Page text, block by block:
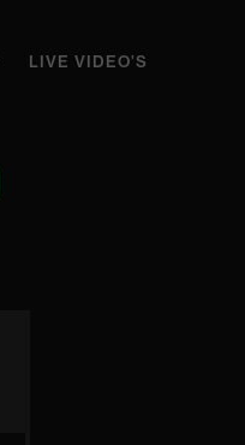
LIVE VIDEO’S